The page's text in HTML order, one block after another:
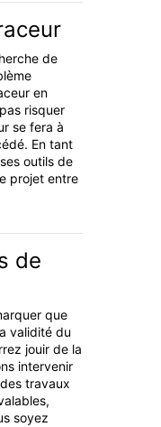
de
en
risquer
se fera à
En tant
outils de
projet entre
de
que
validité du
jouir de la
intervenir
travaux
soyez